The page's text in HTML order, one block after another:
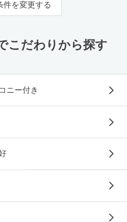
件を変更する
こだわりから探す
ニー付き